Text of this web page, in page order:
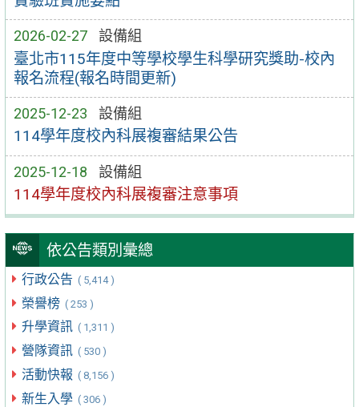
2026-02-27 設備組
臺北市115年度中等學校學生科學研究獎助-校內
報名流程(報名時間更新)
2025-12-23 設備組
114學年度校內科展複審結果公告
2025-12-18 設備組
114學年度校內科展複審注意事項
依公告類別彙總
行政公告 ( 5,414 )
榮譽榜 ( 253 )
升學資訊 ( 1,311 )
營隊資訊 ( 530 )
活動快報 ( 8,156 )
新生入學 ( 306 )